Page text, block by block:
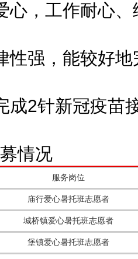
，工作耐心、
强，能较好地
2针新冠疫苗
情况
服务岗位
庙行爱心暑托班志愿者
城桥镇爱心暑托班志愿者
堡镇爱心暑托班志愿者